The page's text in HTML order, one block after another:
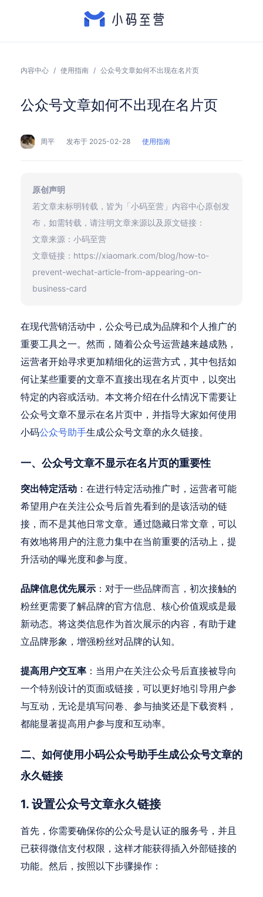
内容中心 / 使用指南 / 公众号文章如何不出现在名片页
公众号文章如何不出现在名片页
周平 发布于 2025-02-28 使用指南
原创声明
若文章未标明转载，皆为「小码至营」内容中心原创发
布，如需转载，请注明文章来源以及原文链接：
文章来源：小码至营
文章链接：https://xiaomark.com/blog/how-to-
prevent-wechat-article-from-appearing-on-
business-card
在现代营销活动中，公众号已成为品牌和个人推广的
重要工具之一。然而，随着公众号运营越来越成熟，
运营者开始寻求更加精细化的运营方式，其中包括如
何让某些重要的文章不直接出现在名片页中，以突出
特定的内容或活动。本文将介绍在什么情况下需要让
公众号文章不显示在名片页中，并指导大家如何使用
小码公众号助手生成公众号文章的永久链接。
一、公众号文章不显示在名片页的重要性
突出特定活动 ：在进行特定活动推广时，运营者可能
希望用户在关注公众号后首先看到的是该活动的链
接，而不是其他日常文章。通过隐藏日常文章，可以
有效地将用户的注意力集中在当前重要的活动上，提
升活动的曝光度和参与度。
品牌信息优先展示 ：对于一些品牌而言，初次接触的
粉丝更需要了解品牌的官方信息、核心价值观或是最
新动态。将这类信息作为首次展示的内容，有助于建
立品牌形象，增强粉丝对品牌的认知。
提高用户交互率 ：当用户在关注公众号后直接被导向
一个特别设计的页面或链接，可以更好地引导用户参
与互动，无论是填写问卷、参与抽奖还是下载资料，
都能显著提高用户参与度和互动率。
二、如何使用小码公众号助手生成公众号文章的
永久链接
1. 设置公众号文章永久链接
首先，你需要确保你的公众号是认证的服务号，并且
已获得微信支付权限，这样才能获得插入外部链接的
功能。然后，按照以下步骤操作：